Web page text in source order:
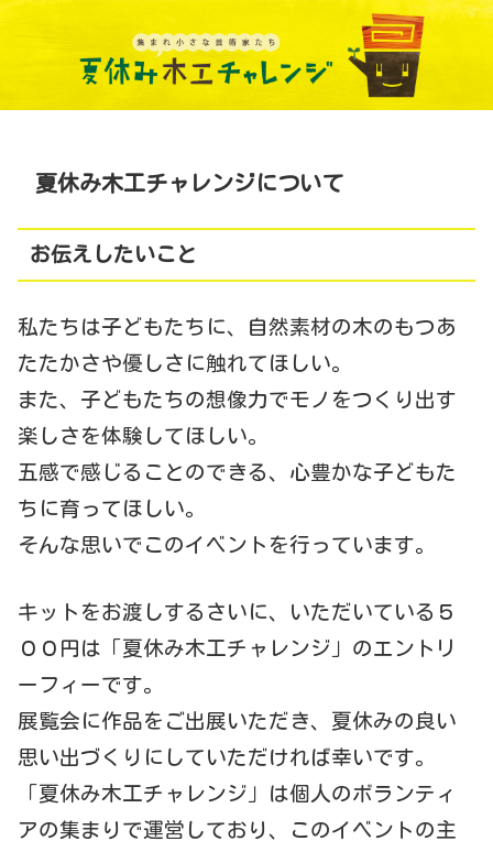
夏休み木工チャレンジについて
お伝えしたいこと
私たちは子どもたちに、自然素材の木のもつあ
たたかさや優しさに触れてほしい。
また、子どもたちの想像力でモノをつくり出す
楽しさを体験してほしい。
五感で感じることのできる、心豊かな子どもた
ちに育ってほしい。
そんな思いでこのイベントを行っています。
キットをお渡しするさいに、いただいている５
００円は「夏休み木工チャレンジ」のエントリ
ーフィーです。
展覧会に作品をご出展いただき、夏休みの良い
思い出づくりにしていただければ幸いです。
「夏休み木工チャレンジ」は個人のボランティ
アの集まりで運営しており、このイベントの主